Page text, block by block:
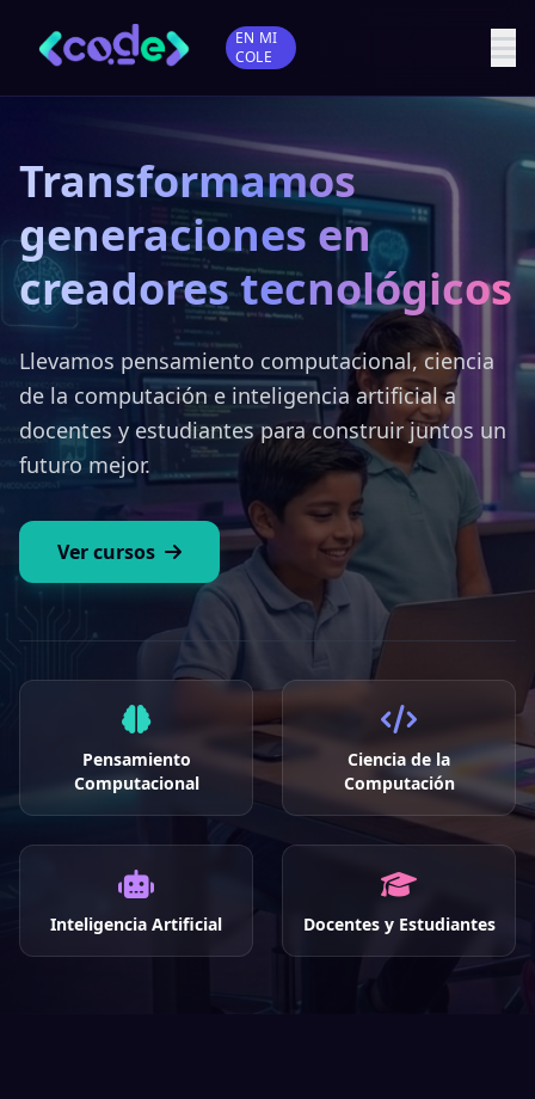
EN MI
COLE
Transformamos
generaciones en
creadores tecnológicos
Llevamos pensamiento computacional, ciencia
de la computación e inteligencia artificial a
docentes y estudiantes para construir juntos un
futuro mejor.
Ver cursos
Pensamiento
Computacional
Ciencia de la
Computación
Inteligencia Artificial Docentes y Estudiantes